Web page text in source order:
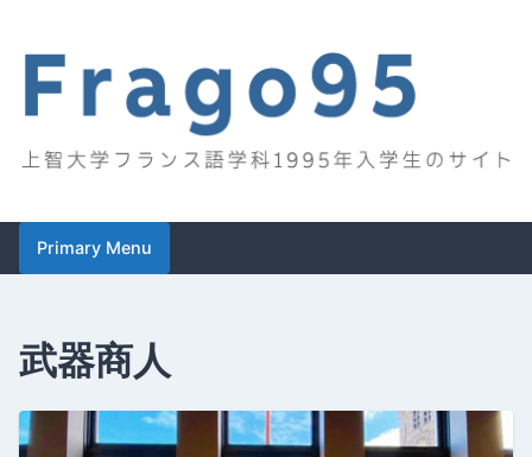
content
Frago95
Primary Menu
武器商人